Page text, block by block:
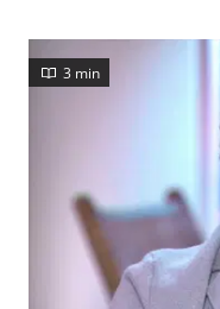
centre de rumeurs.
prêtaient une relation
Ikonomova. Ce
3 min